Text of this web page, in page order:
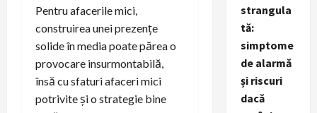
Pentru afacerile mici,
construirea unei prezențe
solide în media poate părea o
provocare insurmontabilă,
însă cu sfaturi afaceri mici
potrivite și o strategie bine
strangula
tă:
simptome
de alarmă
și riscuri
dacă